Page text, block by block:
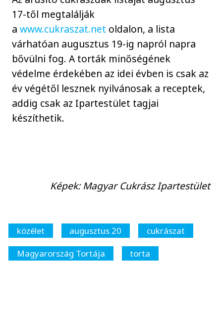
17-től megtalálják
awww.cukraszat.net oldalon, a lista
várhatóan augusztus 19-ig napról napra
bővülni fog. A torták minőségének
védelme érdekében az idei évben is csak az
év végétől lesznek nyilvánosak a receptek,
addig csak az Ipartestület tagjai
készíthetik.
Képek: Magyar Cukrász Ipartestület
közélet augusztus 20
cukrászat
Magyarország Tortája
torta